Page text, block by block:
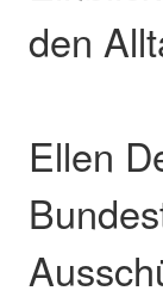
den
Ellen